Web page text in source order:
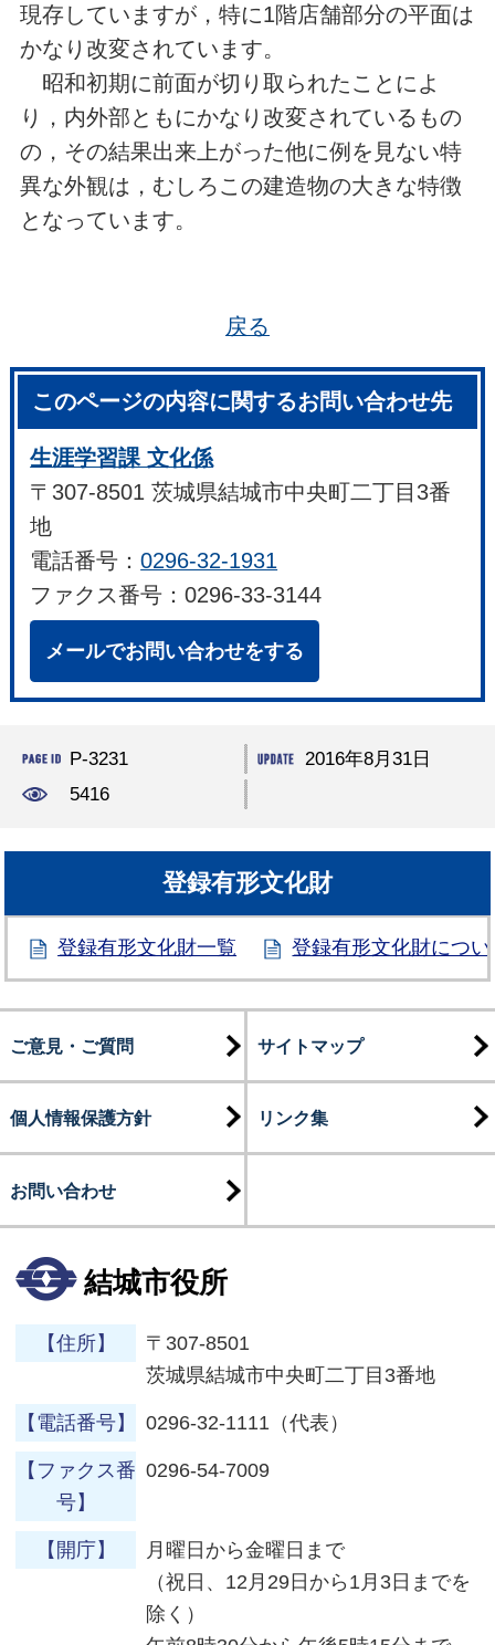
現存していますが，特に1階店舗部分の平面は
かなり改変されています。
昭和初期に前面が切り取られたことによ
り，内外部ともにかなり改変されているもの
の，その結果出来上がった他に例を見ない特
異な外観は，むしろこの建造物の大きな特徴
となっています。
戻る
このページの内容に関するお問い合わせ先
生涯学習課 文化係
〒307-8501 茨城県結城市中央町二丁目3番
地
電話番号：0296-32-1931
ファクス番号：0296-33-3144
メールでお問い合わせをする
P-3231
2016年8月31日
5416
登録有形文化財
登録有形文化財一覧 登録有形文化財につい
ご意見・ご質問 サイトマップ
個人情報保護方針 リンク集
お問い合わせ
結城市役所
【住所】
〒307-8501
茨城県結城市中央町二丁目3番地
【電話番号】 0296-32-1111（代表）
【ファクス番
号】
0296-54-7009
【開庁】
月曜日から金曜日まで
（祝日、12月29日から1月3日までを
除く）